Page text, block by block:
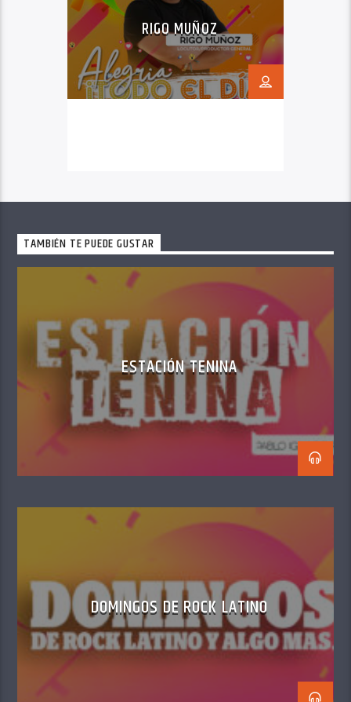
RIGO MUÑOZ
TAMBIÉN TE PUEDE GUSTAR
ESTACIÓN TENINA
DOMINGOS DE ROCK LATINO